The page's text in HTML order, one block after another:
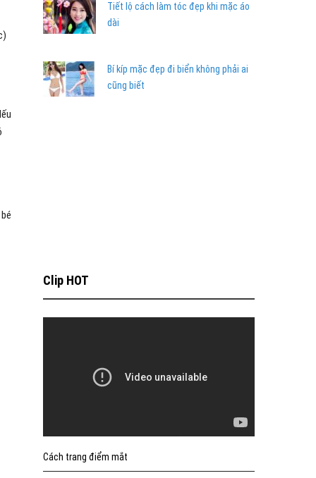
Tiết lộ cách làm tóc đẹp khi mặc áo
dài
Bí kíp mặc đẹp đi biển không phải ai
cũng biết
Clip HOT
Cách trang điểm mắt